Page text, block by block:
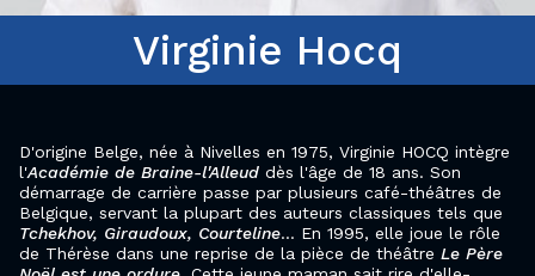
Virginie Hocq
D'origine Belge, née à Nivelles en 1975, Virginie HOCQ intègre
l'Académie de Braine-l'Alleud dès l'âge de 18 ans. Son
démarrage de carrière passe par plusieurs café-théâtres de
Belgique, servant la plupart des auteurs classiques tels que
Tchekhov, Giraudoux, Courteline... En 1995, elle joue le rôle
de Thérèse dans une reprise de la pièce de théâtre Le Père